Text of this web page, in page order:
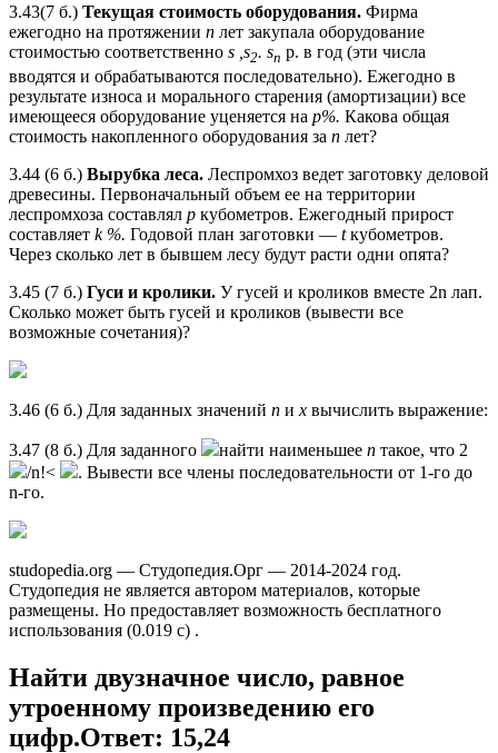
3.43(7 б.) Текущая стоимость оборудования. Фирма
ежегодно на протяжении п лет закупала оборудование
стоимостью соответственно s ,s2. sn p. в год (эти числа
вводятся и обрабатываются последовательно). Ежегодно в
результате износа и морального старения (амортизации) все
имеющееся оборудование уценяется на р%. Какова общая
стоимость накопленного оборудования за п лет?
3.44 (6 б.) Вырубка леса. Леспромхоз ведет заготовку деловой
древесины. Первоначальный объем ее на территории
леспромхоза составлял р кубометров. Ежегодный прирост
составляет k %. Годовой план заготовки — tкубометров.
Через сколько лет в бывшем лесу будут расти одни опята?
3.45 (7 б.) Гуси и кролики. У гусей и кроликов вместе 2n лап.
Сколько может быть гусей и кроликов (вывести все
возможные сочетания)?
3.46 (6 б.) Для заданных значений п и х вычислить выражение:
3.47 (8 б.) Для заданного найти наименьшее п такое, что 2
/n!<
. Вывести все члены последовательности от 1-го до
n-го.
studopedia.org — Студопедия.Орг — 2014-2024 год.
Студопедия не является автором материалов, которые
размещены. Но предоставляет возможность бесплатного
использования (0.019 с) .
Найти двузначное число, равное
утроенному произведению его
цифр.Ответ: 15,24